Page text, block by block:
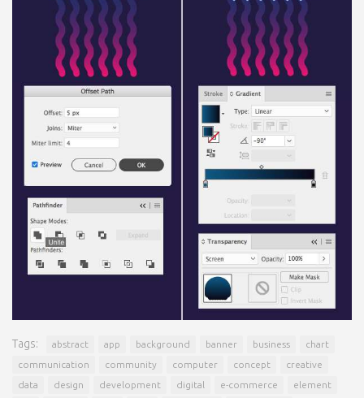
Tags: abstract app background banner business
chart
communication
community computer concept
creative
data
design development digital e-commerce
element